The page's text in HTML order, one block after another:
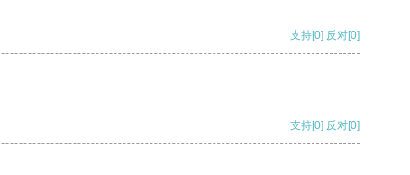
支持[0] 反对[0]
支持[0] 反对[0]